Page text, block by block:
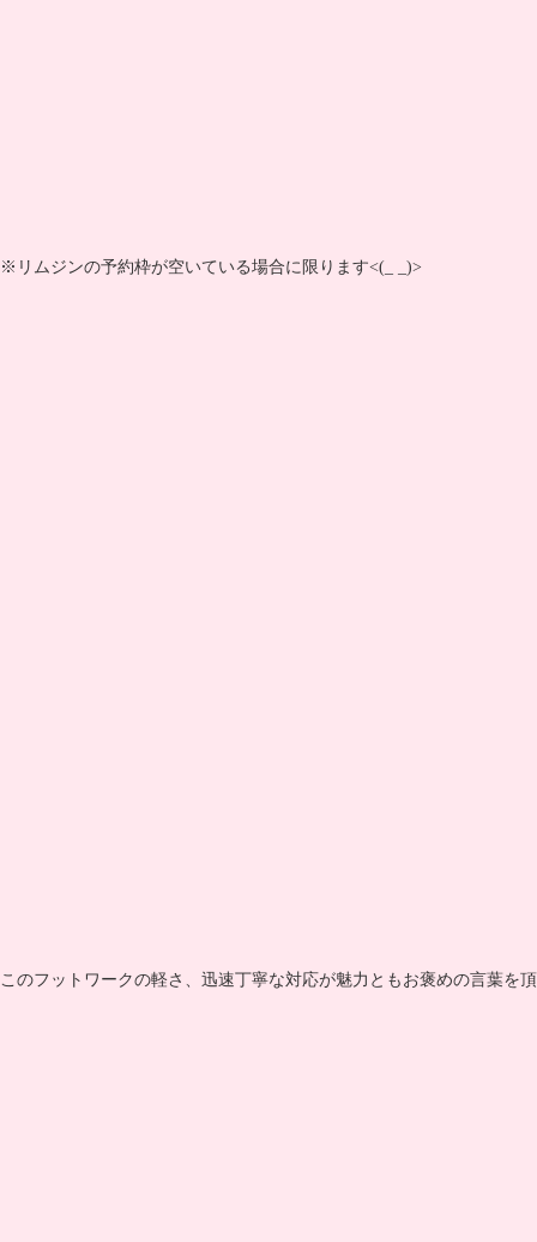
※リムジンの予約枠が空いている場合に限ります<(_ _)>
このフットワークの軽さ、迅速丁寧な対応が魅力ともお褒めの言葉を